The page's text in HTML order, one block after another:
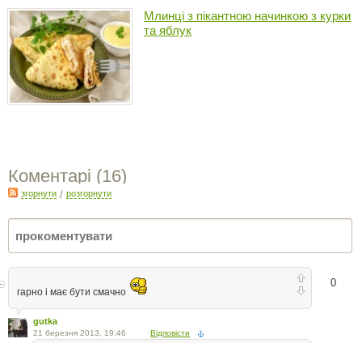
Млинці з пікантною начинкою з курки
та яблук
Коментарі (16)
згорнути / розгорнути
0
гарно і має бути смачно
gutka
21 березня 2013, 19:46 Відповісти